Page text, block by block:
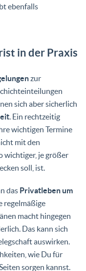
ebenfalls
in der Praxis
zur
sich aber sicherlich
. Ein rechtzeitig
wichtigen Termine
mit den
wichtiger, je größer
soll, ist.
das Privatleben um
regelmäßige
macht hingegen
Das kann sich
auswirken.
wie Du für
sorgen kannst.